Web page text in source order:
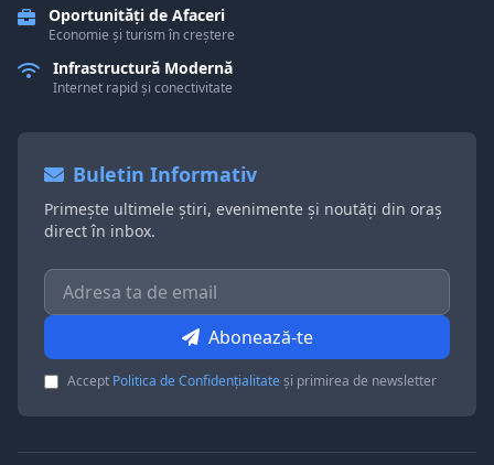
Oportunități de Afaceri
Economie și turism în creștere
Infrastructură Modernă
Internet rapid și conectivitate
Buletin Informativ
Primește ultimele știri, evenimente și noutăți din oraș
direct în inbox.
Abonează-te
Accept Politica de Confidențialitateși primirea de newsletter